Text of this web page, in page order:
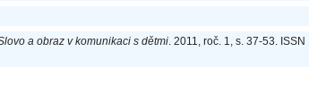
a obraz v komunikaci s dětmi. 2011, roč. 1, s. 37-53. ISSN